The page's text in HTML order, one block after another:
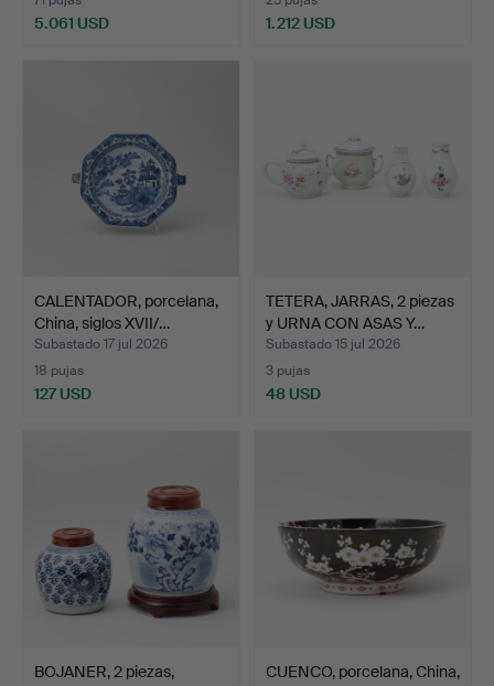
5.061 USD 1.212 USD
CALENTADOR, porcelana,
China, siglos XVII/…
Subastado 17 jul 2026
18 pujas
127 USD
TETERA, JARRAS, 2 piezas
y URNA CON ASAS Y…
Subastado 15 jul 2026
3 pujas
48 USD
BOJANER, 2 piezas,
CUENCO, porcelana, China,